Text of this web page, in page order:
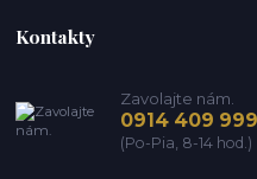
Kontakty
Zavolajte nám.
0914 409 999
(Po-Pia, 8-14 hod.)